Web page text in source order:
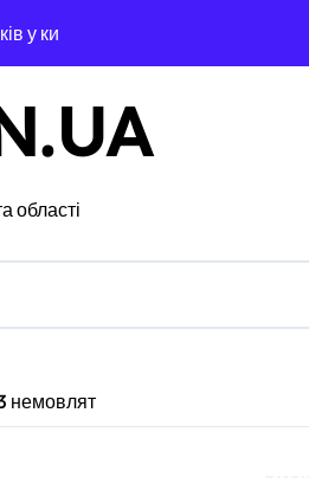
київських лікарнях
атаки в Київському
дезертирів з військових
унікальний маршрут для
області
немовлят